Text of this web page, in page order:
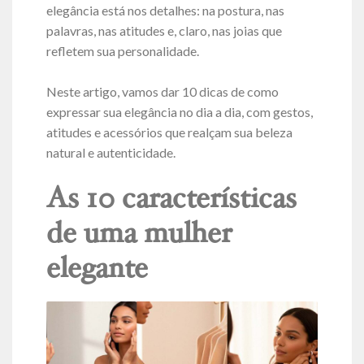
elegância está nos detalhes: na postura, nas
palavras, nas atitudes e, claro, nas joias que
refletem sua personalidade.
Neste artigo, vamos dar 10 dicas de como
expressar sua elegância no dia a dia, com gestos,
atitudes e acessórios que realçam sua beleza
natural e autenticidade.
As 10 características
de uma mulher
elegante